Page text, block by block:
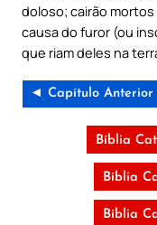
doloso; cairão
causa do furor (ou
que riam deles na
◄ Capítulo Anterior
Bíblia
Bíblia
Bíblia